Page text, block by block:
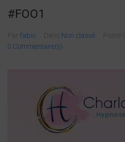
#FOO1
Par fabio Dans Non classé Posté
0 Commentaire(s)